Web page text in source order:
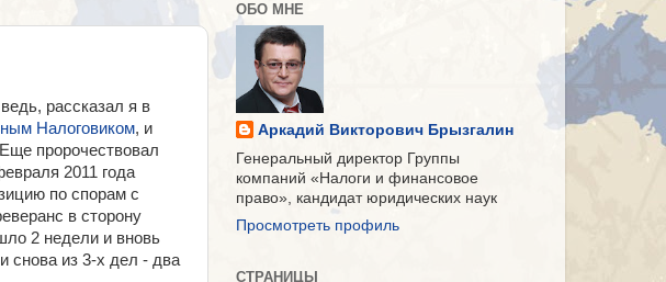
рассказал я в
Налоговиком, и
пророчествовал
2011 года
по спорам с
в сторону
2 недели и вновь
снова из 3-х дел - два
ОБО МНЕ
Аркадий Викторович Брызгалин
Генеральный директор Группы
компаний «Налоги и финансовое
право», кандидат юридических наук
Просмотреть профиль
СТРАНИЦЫ